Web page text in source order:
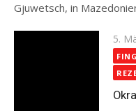
Gjuwetsch, in
on
5.